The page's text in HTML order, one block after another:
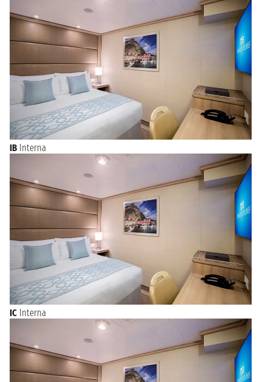
come Royal Caribbean, Carnival Cruise Line, Holland America,
Princess Cruises e altre ancora.
IB Interna
IC Interna